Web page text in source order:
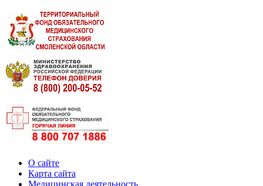
О сайте
Карта сайта
Медицинская деятельность